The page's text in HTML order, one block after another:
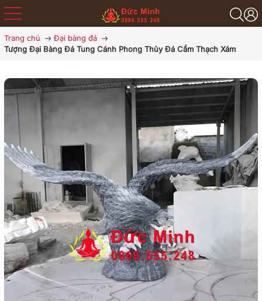
Trang chủ
Đại bàng đá
Tượng Đại Bàng Đá Tung Cánh Phong Thủy Đá Cẩm Thạch Xám